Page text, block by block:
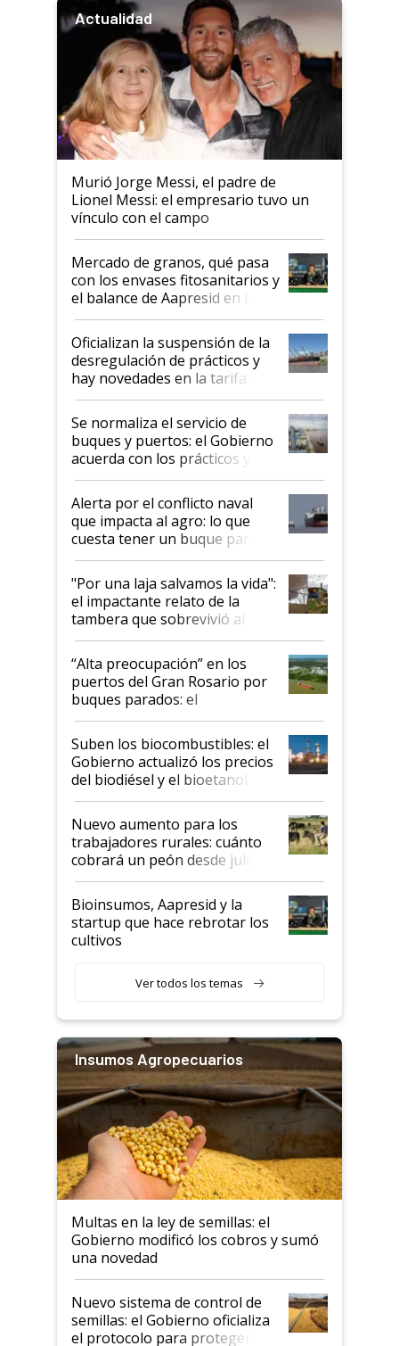
Actualidad
Murió Jorge Messi, el padre de
Lionel Messi: el empresario tuvo un
vínculo con el campo
Mercado de granos, qué pasa
con los envases fitosanitarios y
el balance de Aapresid en La
Posta
Oficializan la suspensión de la
desregulación de prácticos y
hay novedades en la tarifa de
la hidrovía
Se normaliza el servicio de
buques y puertos: el Gobierno
acuerda con los prácticos y
suspende el decreto de
desregulación
Alerta por el conflicto naval
que impacta al agro: lo que
cuesta tener un buque parado
y el peligro de que Argentina
pase a ser "país sucio"
"Por una laja salvamos la vida":
el impactante relato de la
tambera que sobrevivió al
tornado
“Alta preocupación” en los
puertos del Gran Rosario por
buques parados: el
funcionamiento de las
exportadoras en tensión tras
la medida de fuerza de los
prácticos
Suben los biocombustibles: el
Gobierno actualizó los precios
del biodiésel y el bioetanol
Nuevo aumento para los
trabajadores rurales: cuánto
cobrará un peón desde julio
Bioinsumos, Aapresid y la
startup que hace rebrotar los
cultivos
Ver todos los temas
Insumos Agropecuarios
Multas en la ley de semillas: el
Gobierno modificó los cobros y sumó
una novedad
Nuevo sistema de control de
semillas: el Gobierno oficializa
el protocolo para proteger la